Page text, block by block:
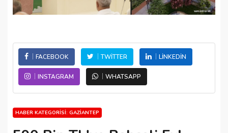
FACEBOOK TWITTER LINKEDIN
INSTAGRAM WHATSAPP
HABER KATEGORISI: GAZIANTEP